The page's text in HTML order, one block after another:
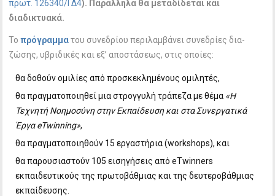
πρωτ. 126340/ΓΔ4). Παράλληλα θα μεταδίδεται και
διαδικτυακά.
Τοπρόγραμματου συνεδρίου περιλαμβάνει συνεδρίες δια-
ζώσης, υβριδικές και εξ’ αποστάσεως, στις οποίες:
θα δοθούν ομιλίες από προσκεκλημένους ομιλητές,
θα πραγματοποιηθεί μια στρογγυλή τράπεζα με θέμα «Η
Τεχνητή Νοημοσύνη στην Εκπαίδευση και στα Συνεργατικά
Έργα eTwinning»,
θα πραγματοποιηθούν 15 εργαστήρια (workshops), και
θα παρουσιαστούν 105 εισηγήσεις από eTwinners
εκπαιδευτικούς της πρωτοβάθμιας και της δευτεροβάθμιας
εκπαίδευσης.